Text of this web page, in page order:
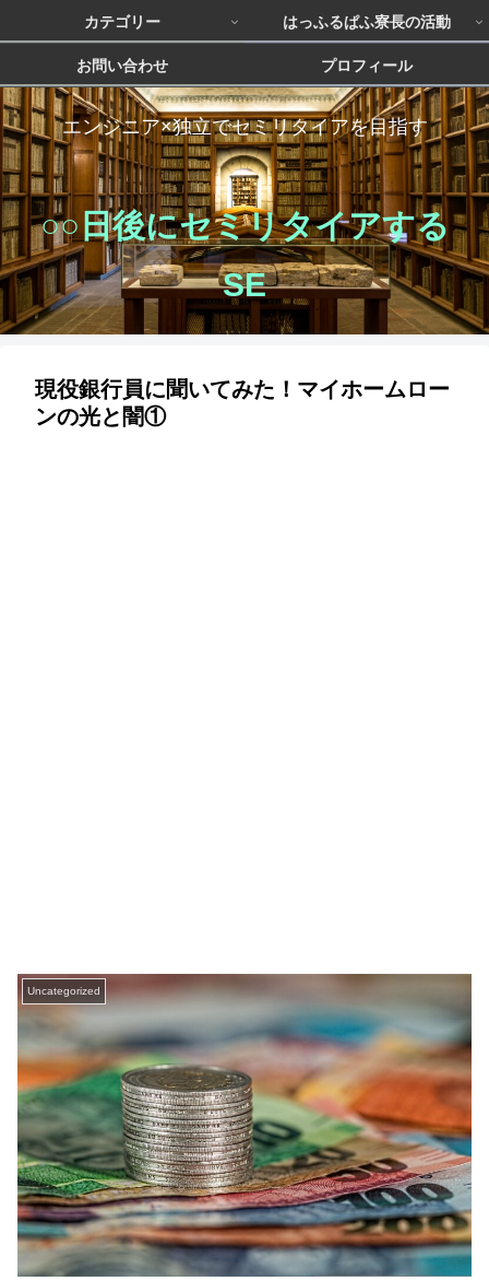
エンジニア×独立でセミリタイアを目指す
○○日後にセミリタイアする
SE
カテゴリー はっふるぱふ寮長の活動
お問い合わせ プロフィール
現役銀行員に聞いてみた！マイホームロー
ンの光と闇①
Uncategorized